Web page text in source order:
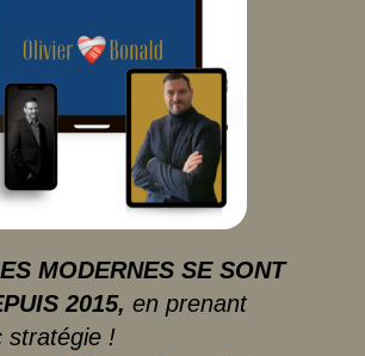
MODERNES SE SONT
2015, en prenant
stratégie !